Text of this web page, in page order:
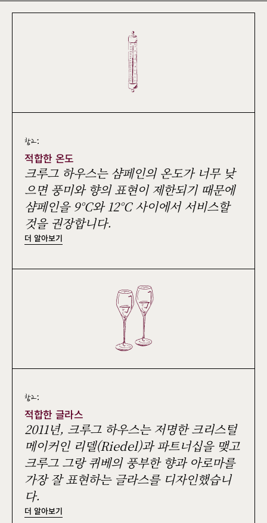
참고:
적합한 온도
크루그 하우스는 샴페인의 온도가 너무 낮
으면 풍미와 향의 표현이 제한되기 때문에
샴페인을 9°C와 12°C 사이에서 서비스할
것을 권장합니다.
더 알아보기
참고:
적합한 글라스
2011년, 크루그 하우스는 저명한 크리스털
메이커인 리델(Riedel)과 파트너십을 맺고
크루그 그랑 퀴베의 풍부한 향과 아로마를
가장 잘 표현하는 글라스를 디자인했습니
다.
더 알아보기